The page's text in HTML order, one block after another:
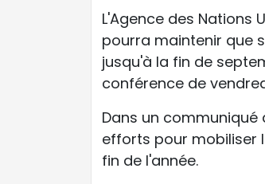
L'Agence des Nations
pourra maintenir que
jusqu'à la fin de
conférence de
Dans un communiqué
efforts pour mobiliser
fin de l'année.